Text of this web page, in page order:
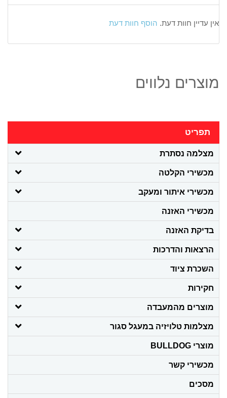
אין עדיין חוות דעת. הוסף חוות דעת
מוצרים נלווים
תפריט
מצלמה נסתרת
מכשירי הקלטה
מכשירי איתור ומעקב
מכשירי האזנה
בדיקת האזנה
הרצאות והדרכות
השכרת ציוד
חקירות
מוצרים מהמעבדה
מצלמות טלויזיה במעגל סגור
מוצרי BULLDOG
מכשירי קשר
מסכים